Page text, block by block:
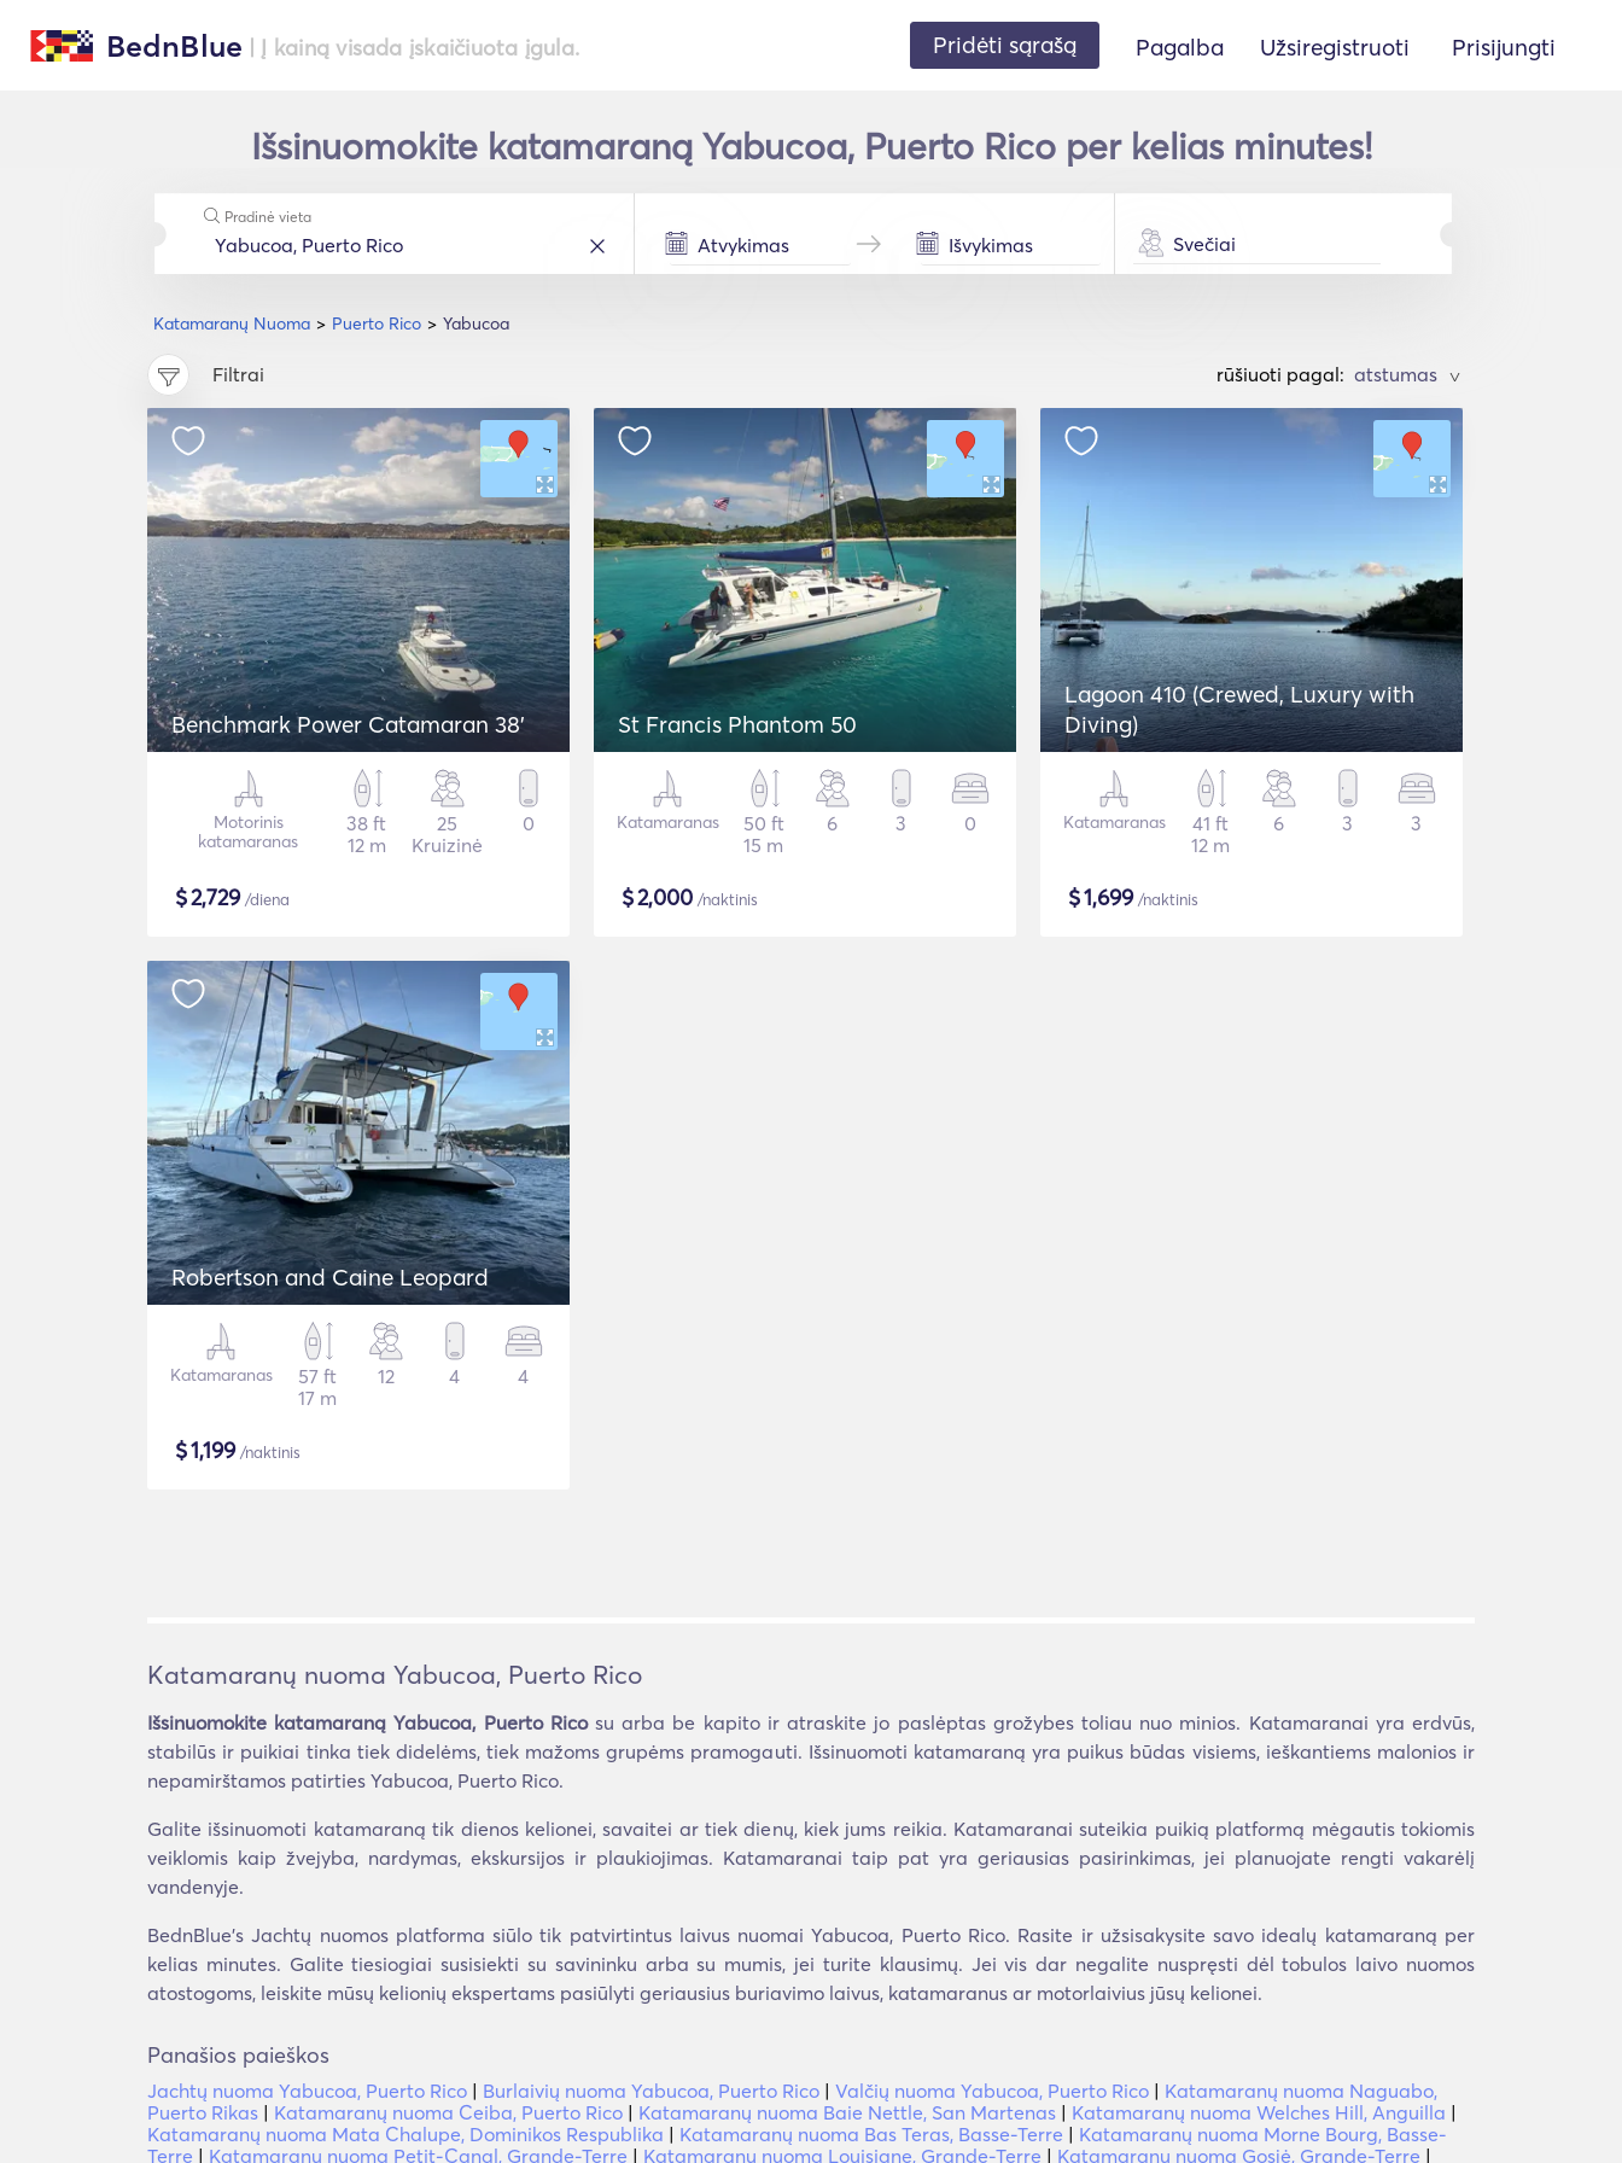
BednBlue | Į kainą visada įskaičiuota įgula. Pridėti sąrašą Pagalba Užsiregistruoti Prisijungti
Išsinuomokite katamaraną Yabucoa, Puerto Rico per kelias minutes!
Katamaranų Nuoma Puerto Rico Yabucoa
Pradinė vieta
Svečiai
Filtrai rūšiuoti pagal: >
Benchmark Power Catamaran 38'
Motorinis
katamaranas
38 ft
12 m
25
Kruizinė
0
$2,729/diena
St Francis Phantom 50
Katamaranas
50 ft
15 m
6 3 0
$2,000 /naktinis
Lagoon 410 (Crewed, Luxury with
Diving)
Katamaranas
41 ft
12 m
6 3 3
$1,699/naktinis
Robertson and Caine Leopard
Katamaranas
57 ft
17 m
12 4 4
$1,199/naktinis
Katamaranų nuoma Yabucoa, Puerto Rico
Išsinuomokite katamaraną Yabucoa, Puerto Ricosu arba be kapito ir atraskite jo paslėptas grožybes toliau nuo minios. Katamaranai yra erdvūs,
stabilūs ir puikiai tinka tiek didelėms, tiek mažoms grupėms pramogauti. Išsinuomoti katamaraną yra puikus būdas visiems, ieškantiems malonios ir
nepamirštamos patirties Yabucoa, Puerto Rico.
Galite išsinuomoti katamaraną tik dienos kelionei, savaitei ar tiek dienų, kiek jums reikia. Katamaranai suteikia puikią platformą mėgautis tokiomis
veiklomis kaip žvejyba, nardymas, ekskursijos ir plaukiojimas. Katamaranai taip pat yra geriausias pasirinkimas, jei planuojate rengti vakarėlį
vandenyje.
BednBlue's Jachtų nuomos platforma siūlo tik patvirtintus laivus nuomai Yabucoa, Puerto Rico. Rasite ir užsisakysite savo idealų katamaraną per
kelias minutes. Galite tiesiogiai susisiekti su savininku arba su mumis, jei turite klausimų. Jei vis dar negalite nuspręsti dėl tobulos laivo nuomos
atostogoms, leiskite mūsų kelionių ekspertams pasiūlyti geriausius buriavimo laivus, katamaranus ar motorlaivius jūsų kelionei.
Panašios paieškos
Jachtų nuoma Yabucoa, Puerto Rico | Burlaivių nuoma Yabucoa, Puerto Rico | Valčių nuoma Yabucoa, Puerto Rico | Katamaranų nuoma Naguabo,
Puerto Rikas | Katamaranų nuoma Ceiba, Puerto Rico | Katamaranų nuoma Baie Nettle, San Martenas | Katamaranų nuoma Welches Hill, Anguilla |
Katamaranų nuoma Mata Chalupe, Dominikos Respublika | Katamaranų nuoma Bas Teras, Basse-Terre | Katamaranų nuoma Morne Bourg, Basse-
Terre | Katamaranų nuoma Petit-Canal, Grande-Terre | Katamaranų nuoma Louisiane, Grande-Terre | Katamaranų nuoma Gosjė, Grande-Terre |